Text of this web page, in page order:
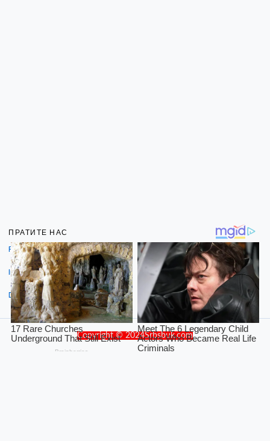
ПРАТИТЕ НАС
Facebook
Instagram
Dribbble
Copyright © 2024Srbsbuk.com